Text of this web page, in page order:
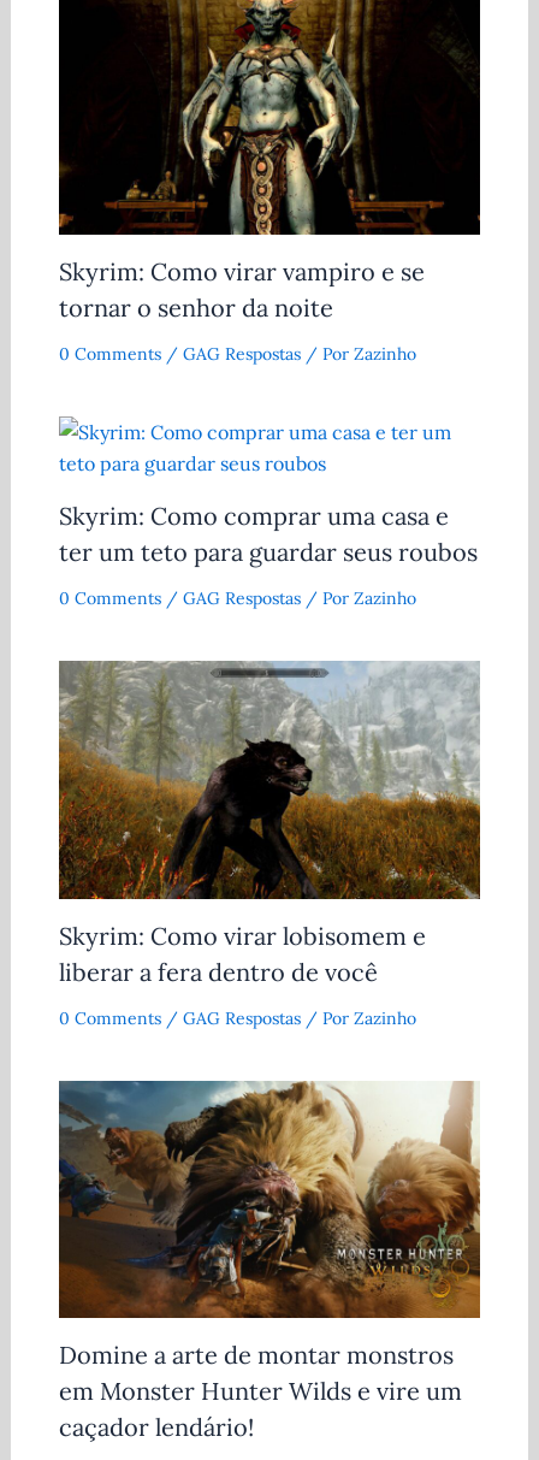
Skyrim: Como virar vampiro e se
tornar o senhor da noite
0 Comments / GAG Respostas/ Por Zazinho
Skyrim: Como comprar uma casa e
ter um teto para guardar seus roubos
0 Comments / GAG Respostas/ Por Zazinho
Skyrim: Como virar lobisomem e
liberar a fera dentro de você
0 Comments / GAG Respostas/ Por Zazinho
Domine a arte de montar monstros
em Monster Hunter Wilds e vire um
caçador lendário!